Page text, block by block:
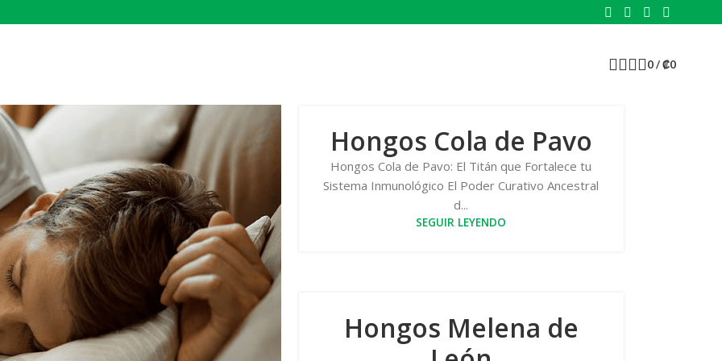
0/ ₡0
Hongos Cola de Pavo
Hongos Cola de Pavo: El Titán que Fortalece tu
Sistema Inmunológico El Poder Curativo Ancestral
d...
SEGUIR LEYENDO
Hongos Melena de